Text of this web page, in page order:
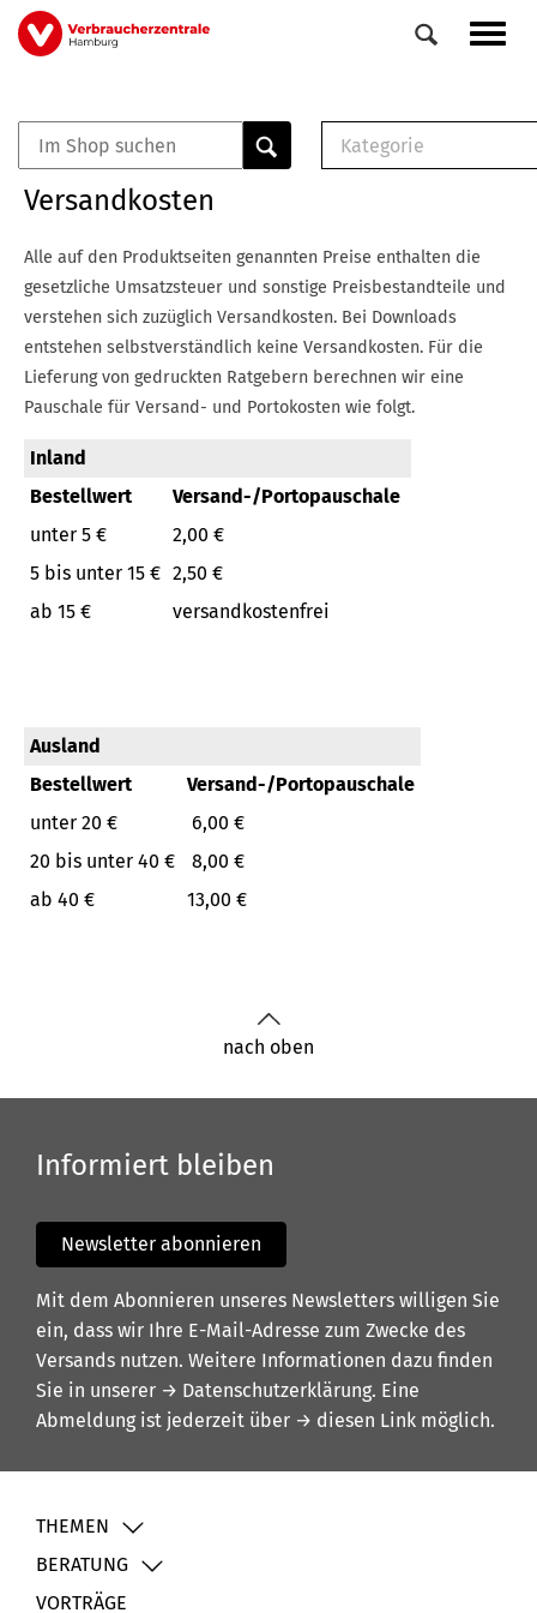
Direkt
zum
Veranstaltungen
0
Kategorie
E-Broschüre
Checklisten (PDF)
Broschüre
Buch
Versandkosten
Alle auf den Produktseiten genannten Preise enthalten die
gesetzliche Umsatzsteuer und sonstige Preisbestandteile und
verstehen sich zuzüglich Versandkosten. Bei Downloads
entstehen selbstverständlich keine Versandkosten. Für die
Lieferung von gedruckten Ratgebern berechnen wir eine
Pauschale für Versand- und Portokosten wie folgt.
Inland
Bestellwert
Versand-/Portopauschale
unter 5 €
2,00 €
5 bis unter 15 € 2,50 €
ab 15 €
versandkostenfrei
Ausland
Bestellwert
Versand-/Portopauschale
unter 20 €
6,00 €
20 bis unter 40 €
8,00 €
ab 40 €
13,00 €
nach oben
Informiert bleiben
Newsletter abonnieren
Mit dem Abonnieren unseres Newsletters willigen Sie
ein, dass wir Ihre E-Mail-Adresse zum Zwecke des
Versands nutzen. Weitere Informationen dazu finden
Sie in unserer → Datenschutzerklärung. Eine
Abmeldung ist jederzeit über → diesen Link möglich.
THEMEN
BERATUNG
VORTRÄGE